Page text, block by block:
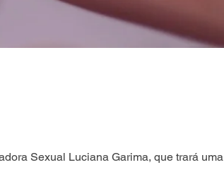
Sexual Luciana Garima, que trará uma